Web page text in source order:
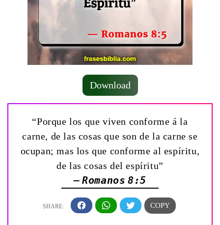
Download
“Porque los que viven conforme á la
carne, de las cosas que son de la carne se
ocupan; mas los que conforme al espíritu,
de las cosas del espíritu”
— Romanos 8:5